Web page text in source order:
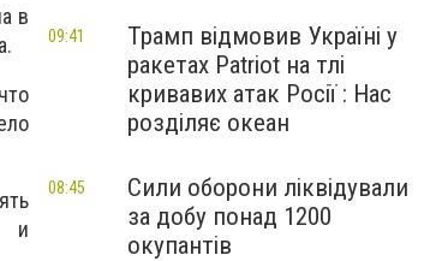
в
и
Трамп відмовив Україні у
ракетах Patriot на тлі
кривавих атак Росії : Нас
розділяє океан
09:41
Сили оборони ліквідували
за добу понад 1200
окупантів
08:45